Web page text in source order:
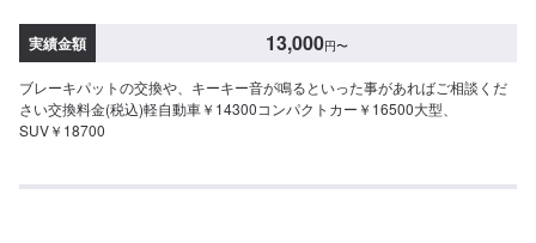
実績金額 13,000円〜
ブレーキパットの交換や、キーキー音が鳴るといった事があればご相談くだ
さい交換料金(税込)軽自動車￥14300コンパクトカー￥16500大型、
SUV￥18700